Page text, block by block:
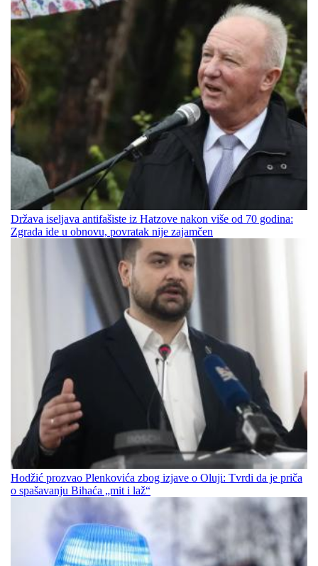
Država iseljava antifašiste iz Hatzove nakon više od 70 godina:
Zgrada ide u obnovu, povratak nije zajamčen
Hodžić prozvao Plenkovića zbog izjave o Oluji: Tvrdi da je priča
o spašavanju Bihaća „mit i laž“